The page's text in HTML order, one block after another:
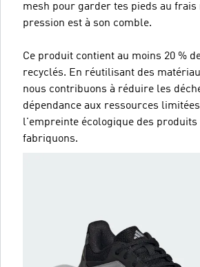
mesh pour garder tes pieds au frais
pression est à son comble.
Ce produit contient au moins 20 %
recyclés. En réutilisant des
nous contribuons à réduire les
dépendance aux ressources
l'empreinte écologique des produits
fabriquons.